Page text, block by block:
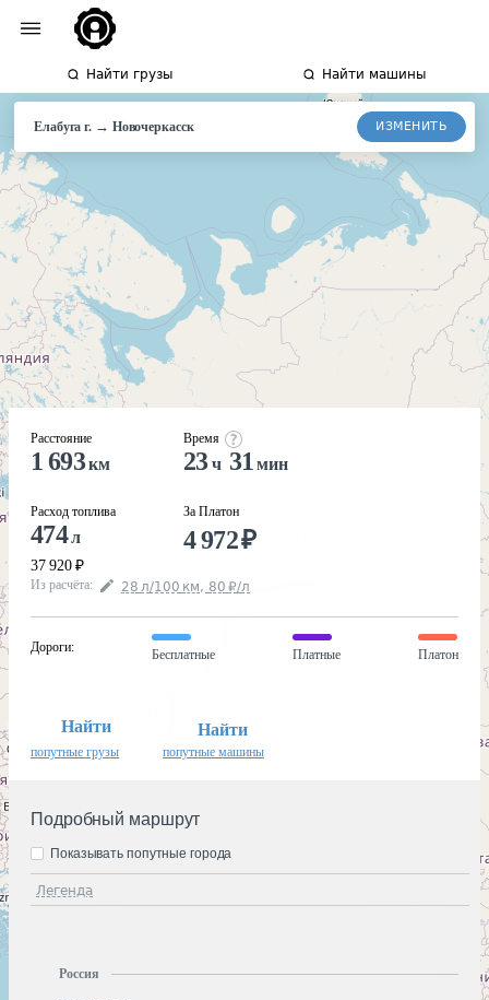
Найти грузы Найти машины
Елабуга г. → Новочеркасск ИЗМЕНИТЬ
Расстояние
1 693км
Расход топлива
474л
37 920 ₽
Время
23ч 31 мин
За Платон
4 972₽
Из расчёта: 28 л/100 км, 80 ₽/л
Дороги:
Бесплатные Платные Платон
Найти
попутные грузы
Найти
попутные машины
Подробный маршрут
Легенда
Показывать попутные города
Россия